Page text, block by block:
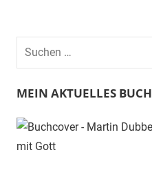
Suchen
nach:
MEIN AKTUELLES BUCH